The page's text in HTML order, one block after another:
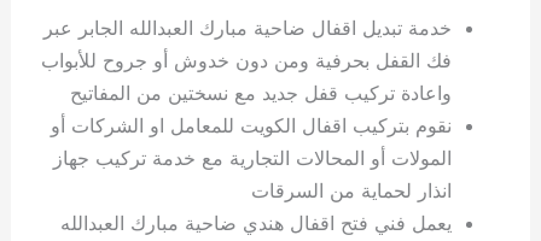
خدمة تبديل اقفال ضاحية مبارك العبدالله الجابر عبر
فك القفل بحرفية ومن دون خدوش أو جروح للأبواب
واعادة تركيب قفل جديد مع نسختين من المفاتيح
نقوم بتركيب اقفال الكويت للمعامل او الشركات أو
المولات أو المحالات التجارية مع خدمة تركيب جهاز
انذار لحماية من السرقات
يعمل فني فتح اقفال هندي ضاحية مبارك العبدالله